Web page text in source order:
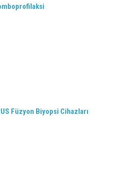
Füzyon Biyopsi Cihazları